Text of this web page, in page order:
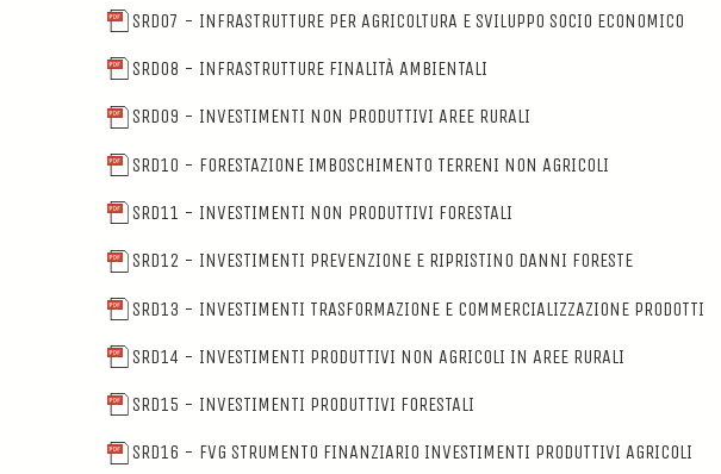
SRD07 - INFRASTRUTTURE PER AGRICOLTURA E SVILUPPO SOCIO ECONOMICO
SRD08 - INFRASTRUTTURE FINALITÀ AMBIENTALI
SRD09 - INVESTIMENTI NON PRODUTTIVI AREE RURALI
SRD10 - FORESTAZIONE IMBOSCHIMENTO TERRENI NON AGRICOLI
SRD11 - INVESTIMENTI NON PRODUTTIVI FORESTALI
SRD12 - INVESTIMENTI PREVENZIONE E RIPRISTINO DANNI FORESTE
SRD13 - INVESTIMENTI TRASFORMAZIONE E COMMERCIALIZZAZIONE PRODOTTI
SRD14 - INVESTIMENTI PRODUTTIVI NON AGRICOLI IN AREE RURALI
SRD15 - INVESTIMENTI PRODUTTIVI FORESTALI
SRD16 - FVG STRUMENTO FINANZIARIO INVESTIMENTI PRODUTTIVI AGRICOLI